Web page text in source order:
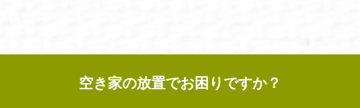
空き家の放置でお困りですか？